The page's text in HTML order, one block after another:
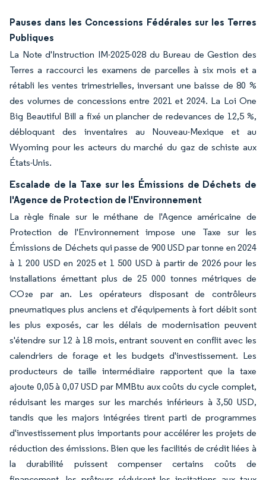
Pauses dans les Concessions Fédérales sur les Terres
Publiques
La Note d'Instruction IM-2025-028 du Bureau de Gestion des
Terres a raccourci les examens de parcelles à six mois et a
rétabli les ventes trimestrielles, inversant une baisse de 80 %
des volumes de concessions entre 2021 et 2024. La Loi One
Big Beautiful Bill a fixé un plancher de redevances de 12,5 %,
débloquant des inventaires au Nouveau-Mexique et au
Wyoming pour les acteurs du marché du gaz de schiste aux
États-Unis.
Escalade de la Taxe sur les Émissions de Déchets de
l'Agence de Protection de l'Environnement
La règle finale sur le méthane de l'Agence américaine de
Protection de l'Environnement impose une Taxe sur les
Émissions de Déchets qui passe de 900 USD par tonne en 2024
à 1 200 USD en 2025 et 1 500 USD à partir de 2026 pour les
installations émettant plus de 25 000 tonnes métriques de
CO₂e par an. Les opérateurs disposant de contrôleurs
pneumatiques plus anciens et d'équipements à fort débit sont
les plus exposés, car les délais de modernisation peuvent
s'étendre sur 12 à 18 mois, entrant souvent en conflit avec les
calendriers de forage et les budgets d'investissement. Les
producteurs de taille intermédiaire rapportent que la taxe
ajoute 0,05 à 0,07 USD par MMBtu aux coûts du cycle complet,
réduisant les marges sur les marchés inférieurs à 3,50 USD,
tandis que les majors intégrées tirent parti de programmes
d'investissement plus importants pour accélérer les projets de
réduction des émissions. Bien que les facilités de crédit liées à
la durabilité puissent compenser certains coûts de